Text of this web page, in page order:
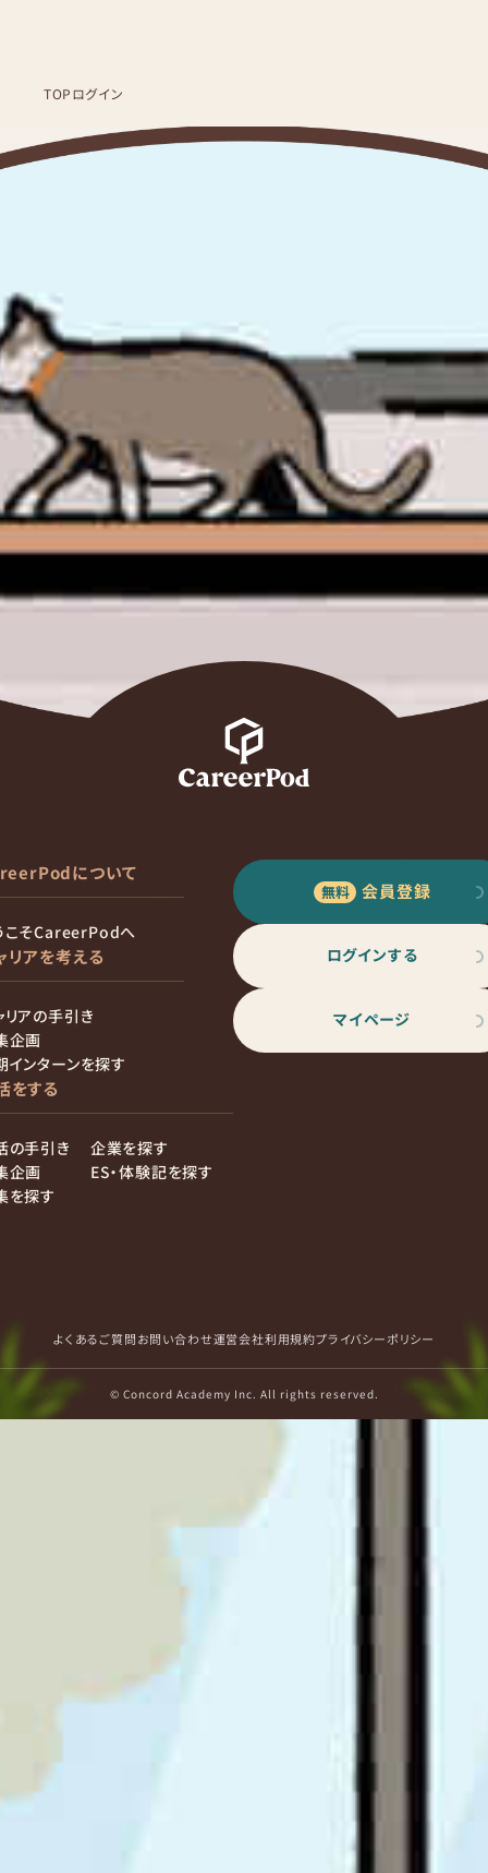
TOPログイン
について
こそCareerPodへ
リアを考える
リアの手引き
企画
インターンを探す
をする
の手引き
企画
を探す
企業を探す
ES・体験記を探す
会員登録
ログインする
マイページ
よくあるご質問お問い合わせ運営会社利用規約プライバシーポリシー
© Concord Academy Inc. All rights reserved.